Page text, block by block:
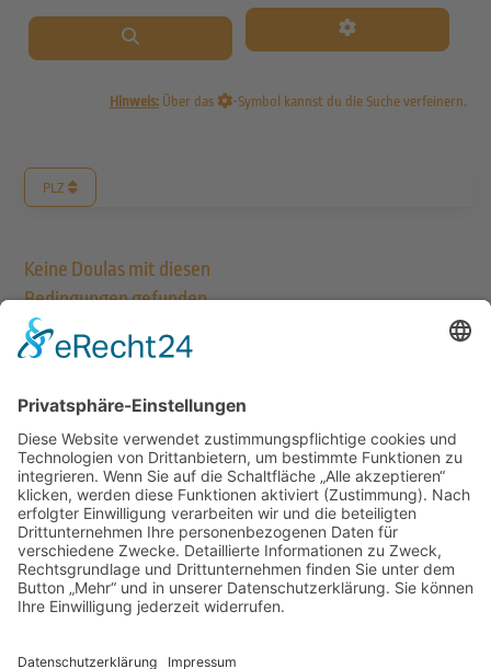
Hinweis:Über das -Symbol kannst du die Suche verfeinern.
PLZ
Keine Doulas mit diesen
Bedingungen gefunden.
Bitte passe deine
Suchkriterien an und
Vielleicht hilft dir auch die
erweiterte Suche? Klicke
hierzu einfach auf das
Zahnrad-Symbol.